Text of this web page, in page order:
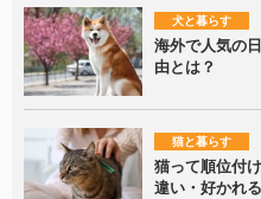
犬と暮らす
海外で人気の
由とは？
猫と暮らす
猫って順位付
違い・好かれ